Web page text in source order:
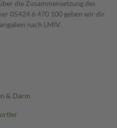
die Zusammensetzung des
05424 6 470 100 geben wir dir
nach LMIV.
& Darm